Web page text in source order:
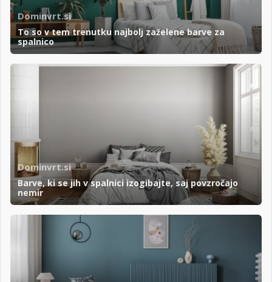
Dominvrt.si
To so v tem trenutku najbolj zaželene barve za
spalnico
Dominvrt.si
Barve, ki se jih v spalnici izogibajte, saj povzročajo
nemir